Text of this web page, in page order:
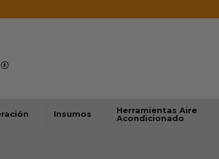
Insumos
Herramientas Aire
Acondicionado